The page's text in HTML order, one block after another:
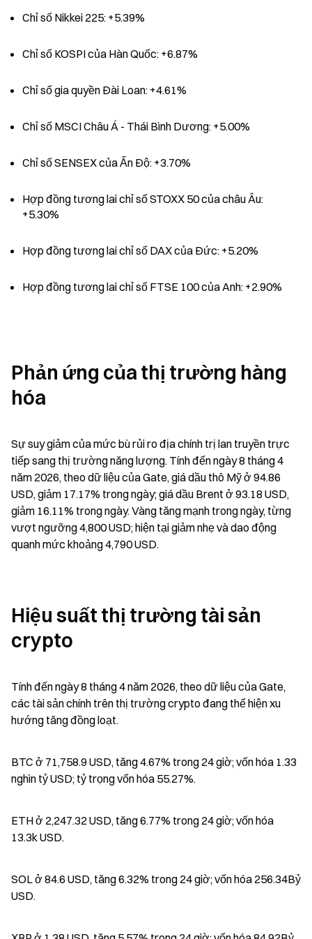
Chỉ số Nikkei 225: +5.39%
Chỉ số KOSPI của Hàn Quốc: +6.87%
Chỉ số gia quyền Đài Loan: +4.61%
Chỉ số MSCI Châu Á - Thái Bình Dương: +5.00%
Chỉ số SENSEX của Ấn Độ: +3.70%
Hợp đồng tương lai chỉ số STOXX 50 của châu Âu:
+5.30%
Hợp đồng tương lai chỉ số DAX của Đức: +5.20%
Hợp đồng tương lai chỉ số FTSE 100 của Anh: +2.90%
Phản ứng của thị trường hàng
hóa
Sự suy giảm của mức bù rủi ro địa chính trị lan truyền trực
tiếp sang thị trường năng lượng. Tính đến ngày 8 tháng 4
năm 2026, theo dữ liệu của Gate, giá dầu thô Mỹ ở 94.86
USD, giảm 17.17% trong ngày; giá dầu Brent ở 93.18 USD,
giảm 16.11% trong ngày. Vàng tăng mạnh trong ngày, từng
vượt ngưỡng 4,800 USD; hiện tại giảm nhẹ và dao động
quanh mức khoảng 4,790 USD.
Hiệu suất thị trường tài sản
crypto
Tính đến ngày 8 tháng 4 năm 2026, theo dữ liệu của Gate,
các tài sản chính trên thị trường crypto đang thể hiện xu
hướng tăng đồng loạt.
BTC ở 71,758.9 USD, tăng 4.67% trong 24 giờ; vốn hóa 1.33
nghìn tỷ USD; tỷ trọng vốn hóa 55.27%.
ETH ở 2,247.32 USD, tăng 6.77% trong 24 giờ; vốn hóa
13.3k USD.
SOL ở 84.6 USD, tăng 6.32% trong 24 giờ; vốn hóa 256.34Bỷ
USD.